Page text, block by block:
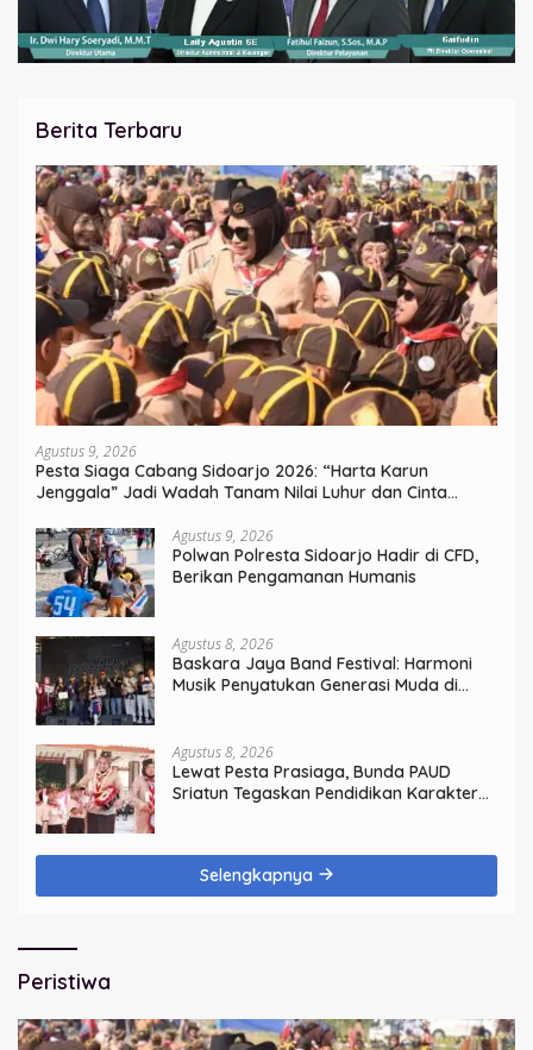
Berita Terbaru
Agustus 9, 2026
Pesta Siaga Cabang Sidoarjo 2026: “Harta Karun
Jenggala” Jadi Wadah Tanam Nilai Luhur dan Cinta
Agustus 9, 2026
Polwan Polresta Sidoarjo Hadir di CFD,
Berikan Pengamanan Humanis
Agustus 8, 2026
Baskara Jaya Band Festival: Harmoni
Musik Penyatukan Generasi Muda di
Agustus 8, 2026
Lewat Pesta Prasiaga, Bunda PAUD
Sriatun Tegaskan Pendidikan Karakter
Selengkapnya
Peristiwa